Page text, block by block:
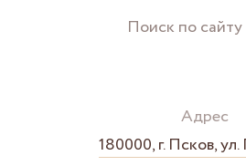
Поиск по сайту
Адрес
180000, г. Псков, ул.